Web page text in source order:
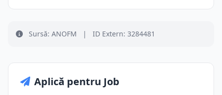
Sursă: ANOFM | ID Extern: 3284481
Aplică pentru Job